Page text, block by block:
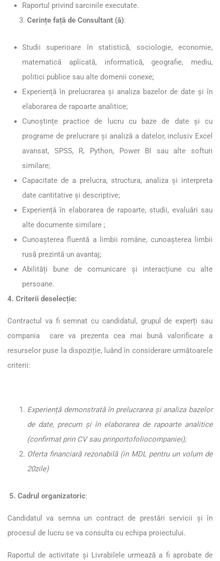
Raportul privind sarcinile executate.
Cerințe față de Consultant (ă):
Studii superioare în statistică, sociologie, economie,
matematică aplicată, informatică, geografie, mediu,
politici publice sau alte domenii conexe;
Experiență în prelucrarea și analiza bazelor de date și în
elaborarea de rapoarte analitice;
Cunoștințe practice de lucru cu baze de date și cu
programe de prelucrare și analiză a datelor, inclusiv Excel
avansat, SPSS, R, Python, Power BI sau alte softuri
similare;
Capacitate de a prelucra, structura, analiza și interpreta
date cantitative și descriptive;
Experiență în elaborarea de rapoarte, studii, evaluări sau
alte documente similare ;
Cunoașterea fluentă a limbii române, cunoașterea limbii
rusă prezintă un avantaj;
Abilități bune de comunicare și interacțiune cu alte
persoane.
4. Criterii deselecție:
Contractul va fi semnat cu candidatul, grupul de experți sau
compania care va prezenta cea mai bună valorificare a
resurselor puse la dispoziție, luând în considerare următoarele
criterii:
Experiență demonstrată în prelucrarea și analiza bazelor
de date, precum și în elaborarea de rapoarte analitice
(confirmat prin CV sau prinportofoliocompaniei);
Oferta financiară rezonabilă (in MDL pentru un volum de
20zile)
5. Cadrul organizatoric:
Candidatul va semna un contract de prestări servicii și în
procesul de lucru se va consulta cu echipa proiectului.
Raportul de activitate și Livrabilele urmează a fi aprobate de